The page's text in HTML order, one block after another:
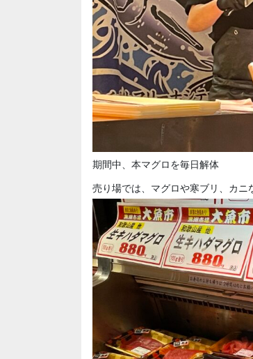
期間中、本マグロを毎日解体
売り場では、マグロや寒ブリ、カニ